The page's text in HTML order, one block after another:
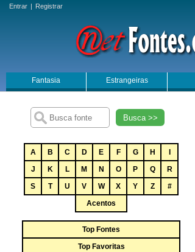
Entrar | Registrar
Fantasia Estrangeiras
Busca >>
A B C D E F G H
J
K L M N O P Q
R
S
T U V W X Y Z
#
Acentos
Top Fontes
Top Favoritas